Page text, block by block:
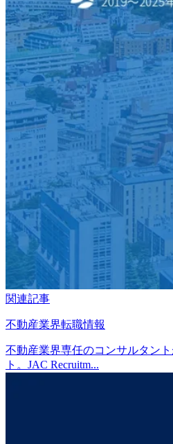
関連記事
不動産業界転職情報
不動産業界専任のコンサルタン
ト。JAC Recruitm...